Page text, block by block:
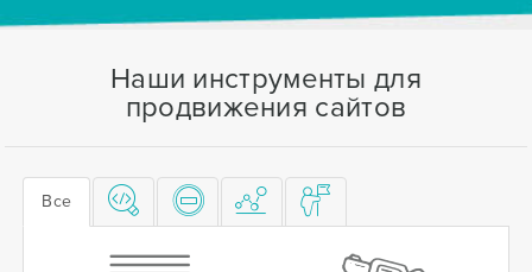
Наши инструменты для
продвижения сайтов
Все